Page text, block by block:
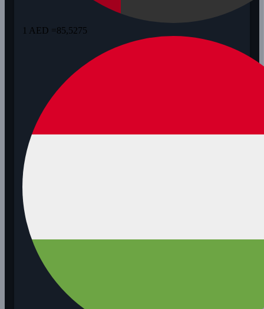
1 AED =85,5275